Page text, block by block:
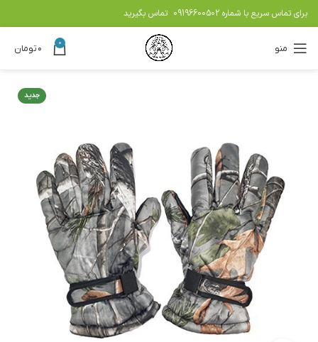
برای تماس سریع با شماره 09196600502 تماس بگیرید
منو 0 ۰تومان
جدید